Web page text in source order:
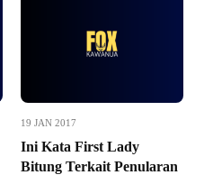
19 JAN 2017
Ini Kata First Lady
Bitung Terkait Penularan